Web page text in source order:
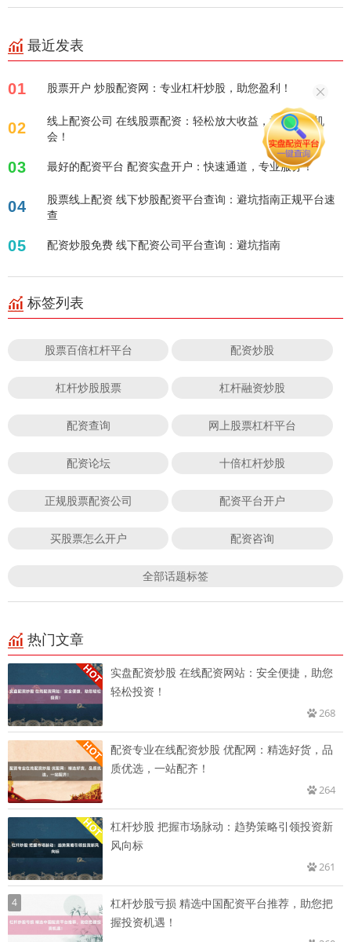
最近发表
01 股票开户 炒股配资网：专业杠杆炒股，助您盈利！
02
线上配资公司 在线股票配资：轻松放大收益，把握投资机
会！
03 最好的配资平台 配资实盘开户：快速通道，专业服务！
04
股票线上配资 线下炒股配资平台查询：避坑指南正规平台速
查
05 配资炒股免费 线下配资公司平台查询：避坑指南
标签列表
股票百倍杠杆平台 配资炒股
杠杆炒股股票 杠杆融资炒股
配资查询 网上股票杠杆平台
配资论坛 十倍杠杆炒股
正规股票配资公司 配资平台开户
买股票怎么开户 配资咨询
全部话题标签
热门文章
实盘配资炒股 在线配资网站：安全便捷，助您
轻松投资！
268
配资专业在线配资炒股 优配网：精选好货，品
质优选，一站配齐！
264
杠杆炒股 把握市场脉动：趋势策略引领投资新
风向标
261
4
杠杆炒股亏损 精选中国配资平台推荐，助您把
握投资机遇！